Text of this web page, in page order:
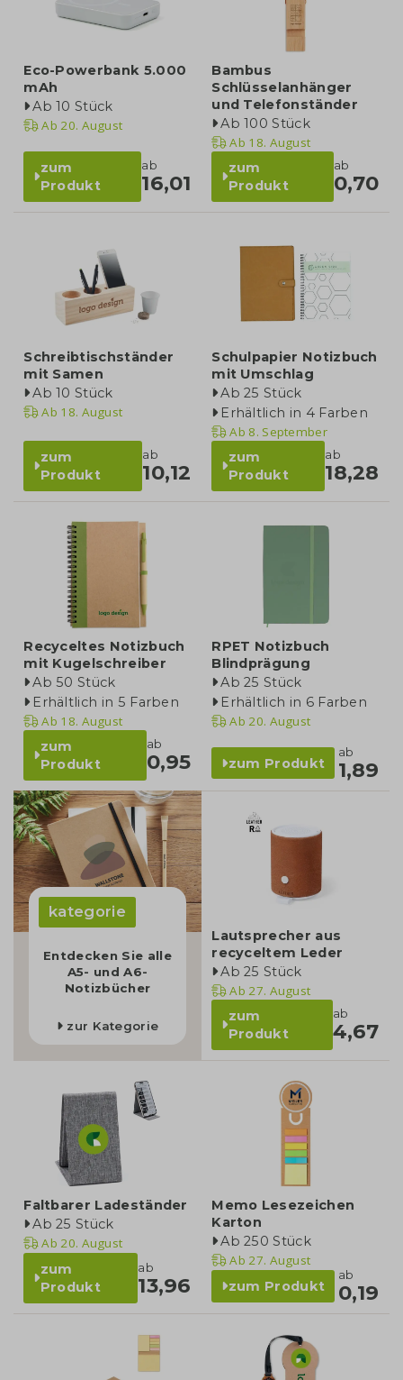
Eco-Powerbank 5.000
mAh
Ab 10 Stück
Ab 20. August
zum
Produkt
ab
16,01
Bambus
Schlüsselanhänger
und Telefonständer
Ab 100 Stück
Ab 18. August
zum
Produkt
ab
0,70
Schreibtischständer
mit Samen
Ab 10 Stück
Ab 18. August
zum
Produkt
ab
10,12
Schulpapier Notizbuch
mit Umschlag
Ab 25 Stück
Erhältlich in 4 Farben
Ab 8. September
zum
Produkt
ab
18,28
Recyceltes Notizbuch
mit Kugelschreiber
Ab 50 Stück
Erhältlich in 5 Farben
Ab 18. August
zum
Produkt
ab
0,95
RPET Notizbuch
Blindprägung
Ab 25 Stück
Erhältlich in 6 Farben
Ab 20. August
zum Produkt
ab
1,89
kategorie
Entdecken Sie alle
A5- und A6-
Notizbücher
zur Kategorie
Lautsprecher aus
recyceltem Leder
Ab 25 Stück
Ab 27. August
zum
Produkt
ab
4,67
Faltbarer Ladeständer
Ab 25 Stück
Ab 20. August
zum
Produkt
ab
13,96
Memo Lesezeichen
Karton
Ab 250 Stück
Ab 27. August
zum Produkt
ab
0,19